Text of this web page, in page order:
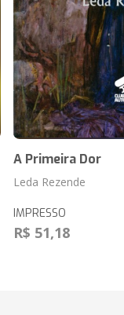
A Primeira Dor
Leda Rezende
IMPRESSO
R$ 51,18